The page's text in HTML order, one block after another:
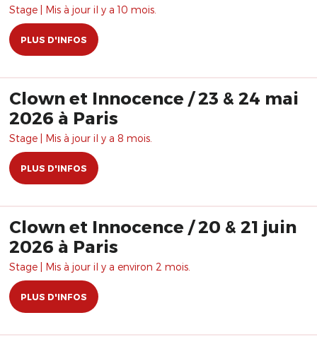
Stage | Mis à jour il y a 10 mois.
PLUS D'INFOS
Clown et Innocence / 23 & 24 mai
2026 à Paris
Stage | Mis à jour il y a 8 mois.
PLUS D'INFOS
Clown et Innocence / 20 & 21 juin
2026 à Paris
Stage | Mis à jour il y a environ 2 mois.
PLUS D'INFOS